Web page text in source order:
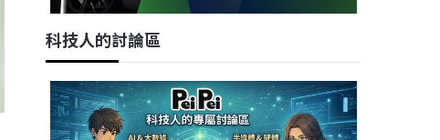
科技人的討論區